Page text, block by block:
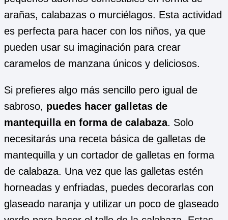
arañas, calabazas o murciélagos. Esta actividad
es perfecta para hacer con los niños, ya que
pueden usar su imaginación para crear
caramelos de manzana únicos y deliciosos.
Si prefieres algo más sencillo pero igual de
sabroso, puedes hacer galletas de
mantequilla en forma de calabaza. Solo
necesitarás una receta básica de galletas de
mantequilla y un cortador de galletas en forma
de calabaza. Una vez que las galletas estén
horneadas y enfriadas, puedes decorarlas con
glaseado naranja y utilizar un poco de glaseado